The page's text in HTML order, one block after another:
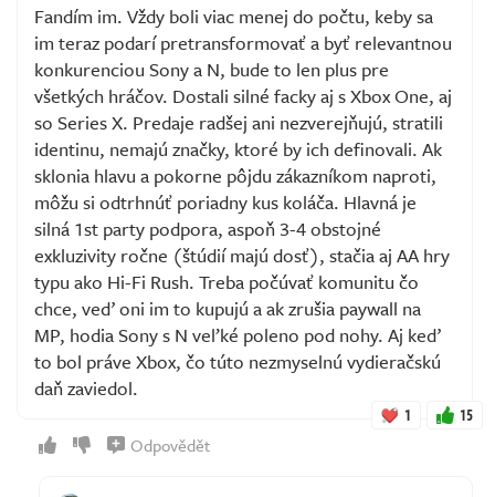
Fandím im. Vždy boli viac menej do počtu, keby sa
im teraz podarí pretransformovať a byť relevantnou
konkurenciou Sony a N, bude to len plus pre
všetkých hráčov. Dostali silné facky aj s Xbox One, aj
so Series X. Predaje radšej ani nezverejňujú, stratili
identinu, nemajú značky, ktoré by ich definovali. Ak
sklonia hlavu a pokorne pôjdu zákazníkom naproti,
môžu si odtrhnúť poriadny kus koláča. Hlavná je
silná 1st party podpora, aspoň 3-4 obstojné
exkluzivity ročne (štúdií majú dosť), stačia aj AA hry
typu ako Hi-Fi Rush. Treba počúvať komunitu čo
chce, veď oni im to kupujú a ak zrušia paywall na
MP, hodia Sony s N veľké poleno pod nohy. Aj keď
to bol práve Xbox, čo túto nezmyselnú vydieračskú
daň zaviedol.
1 15
Odpovědět